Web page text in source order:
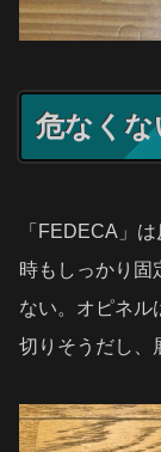
危なくな
「FEDECA」
時もしっかり固
ない。オピネル
切りそうだし、